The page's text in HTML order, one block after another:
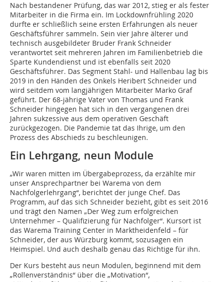
Nach bestandener Prüfung, das war 2012, stieg er als fester
Mitarbeiter in die Firma ein. Im Lockdownfrühling 2020
durfte er schließlich seine ersten Erfahrungen als neuer
Geschäftsführer sammeln. Sein vier Jahre älterer und
technisch ausgebildeter Bruder Frank Schneider
verantwortet seit mehreren Jahren im Familienbetrieb die
Sparte Kundendienst und ist ebenfalls seit 2020
Geschäftsführer. Das Segment Stahl- und Hallenbau lag bis
2019 in den Händen des Onkels Heribert Schneider und
wird seitdem vom langjährigen Mitarbeiter Marko Graf
geführt. Der 68-jährige Vater von Thomas und Frank
Schneider hingegen hat sich in den vergangenen drei
Jahren sukzessive aus dem operativen Geschäft
zurückgezogen. Die Pandemie tat das Ihrige, um den
Prozess des Abschieds zu beschleunigen.
Ein Lehrgang, neun Module
„Wir waren mitten im Übergabeprozess, da erzählte mir
unser Ansprechpartner bei Warema von dem
Nachfolgerlehrgang“, berichtet der junge Chef. Das
Programm, auf das sich Schneider bezieht, gibt es seit 2016
und trägt den Namen „Der Weg zum erfolgreichen
Unternehmer – Qualifizierung für Nachfolger“. Kursort ist
das Warema Training Center in Marktheidenfeld – für
Schneider, der aus Würzburg kommt, sozusagen ein
Heimspiel. Und auch deshalb genau das Richtige für ihn.
Der Kurs besteht aus neun Modulen, beginnend mit dem
„Rollenverständnis“ über die „Motivation“,